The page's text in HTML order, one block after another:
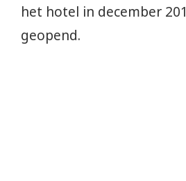
het hotel in december
geopend.